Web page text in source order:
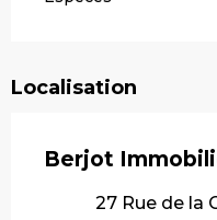
Localisation
Berjot
27 Rue de la